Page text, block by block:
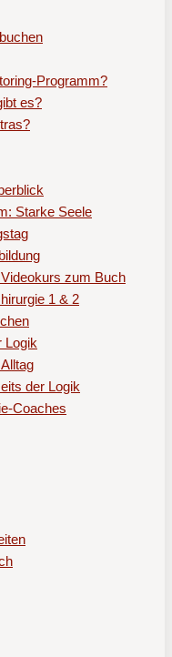
Programm?
es?
Starke Seele
zum Buch
1 & 2
Logik
der Logik
Coaches